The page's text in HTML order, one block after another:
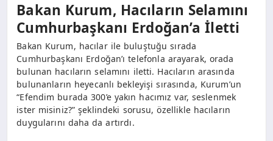
Bakan Kurum, Hacıların Selamını
Cumhurbaşkanı Erdoğan’a İletti
Bakan Kurum, hacılar ile buluştuğu sırada
Cumhurbaşkanı Erdoğan’ı telefonla arayarak, orada
bulunan hacıların selamını iletti. Hacıların arasında
bulunanların heyecanlı bekleyişi sırasında, Kurum’un
“Efendim burada 300’e yakın hacımız var, seslenmek
ister misiniz?” şeklindeki sorusu, özellikle hacıların
duygularını daha da artırdı.